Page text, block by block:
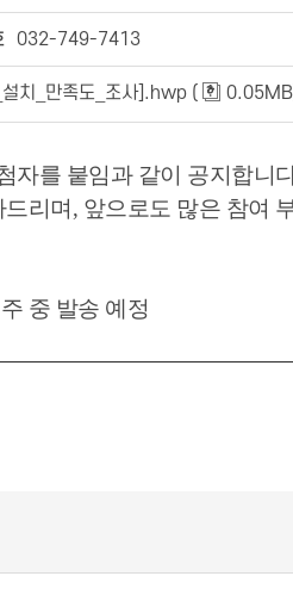
032-749-7413
설치_만족도_조사].hwp (
자를 붙임과 같이 공지합니
리며, 앞으로도 많은 참여
중 발송 예정